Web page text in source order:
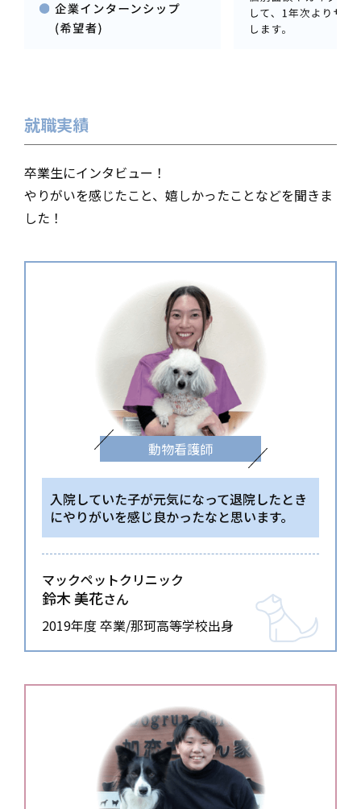
就職実績
卒業生にインタビュー！
やりがいを感じたこと、嬉しかったことなどを聞きま
した！
動物看護師
入院していた子が元気になって退院したとき
にやりがいを感じ良かったなと思います。
マックペットクリニック
鈴木 美花さん
2019年度 卒業/那珂高等学校出身